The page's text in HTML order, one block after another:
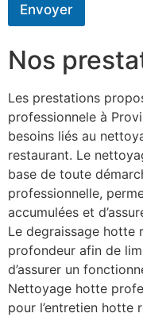
Envoyer
Nos
Les prestations
professionnele à
besoins liés au
restaurant. Le
base de toute
professionnelle,
accumulées et
Le degraissage hotte
profondeur afin de
d’assurer un
Nettoyage hotte
pour l’entretien hotte